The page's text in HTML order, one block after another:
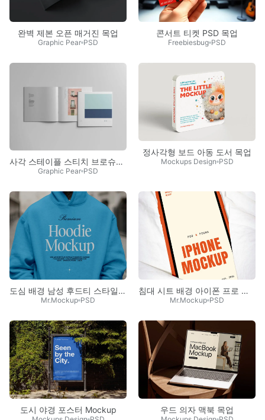
완벽 제본 오픈 매거진 목업
Graphic Pear PSD
콘서트 티켓 PSD 목업
Freebiesbug PSD
사각 스테이플 스티치 브로슈어 목업
Graphic Pear PSD
정사각형 보드 아동 도서 목업
Mockups Design PSD
도심 배경 남성 후드티 스타일링 목업
Mr.Mockup PSD
침대 시트 배경 아이폰 프로 목업
Mr.Mockup PSD
도시 야경 포스터 Mockup 우드 의자 맥북 목업